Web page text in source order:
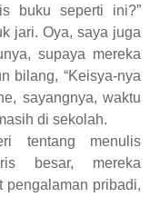
buku seperti ini?”
jari. Oya, saya juga
supaya mereka
bilang, “Keisya-nya
sayangnya, waktu
di sekolah.
tentang menulis
besar, mereka
pengalaman pribadi,